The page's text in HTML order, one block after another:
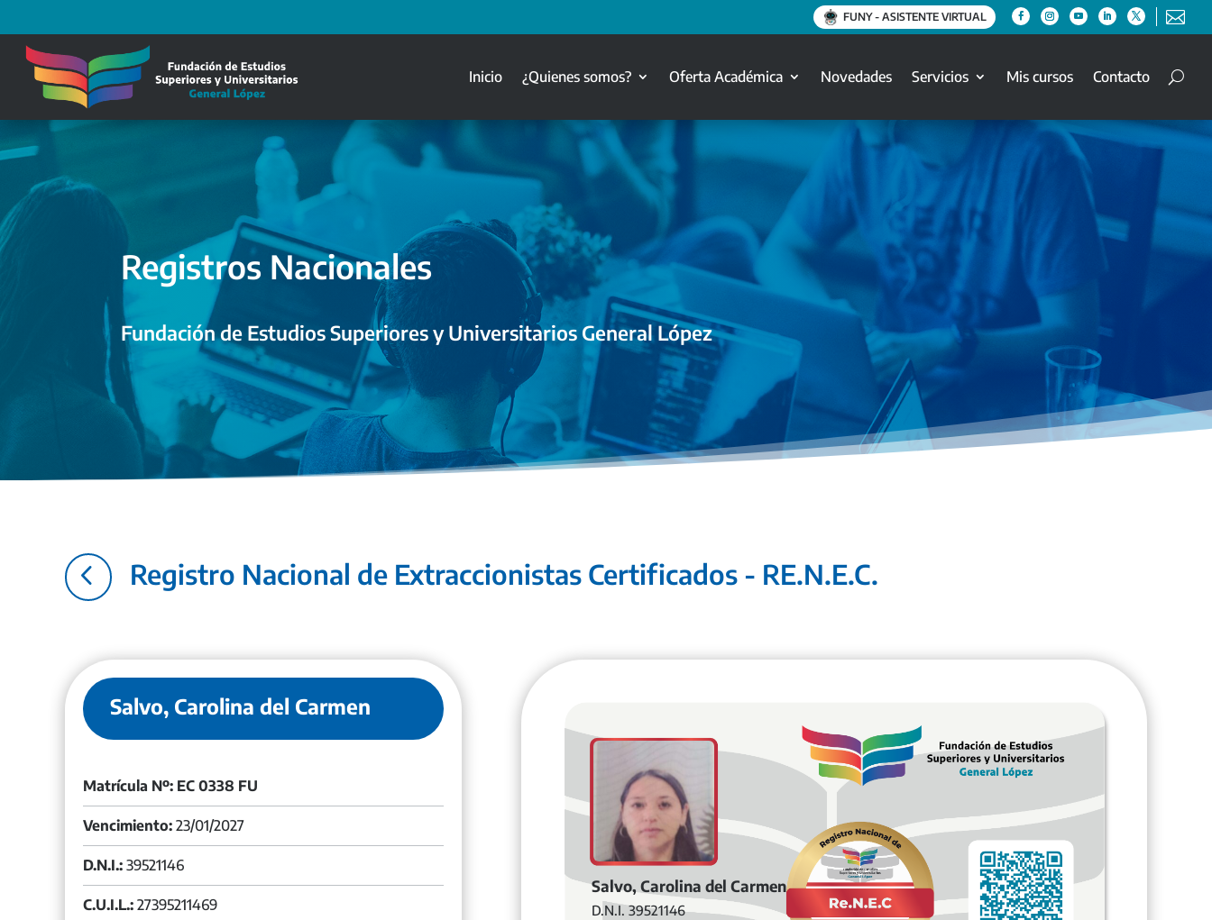
FUNY - ASISTENTE VIRTUAL 
Inicio ¿Quienes somos? Oferta Académica Novedades Servicios Mis cursos Contacto
Registros Nacionales
Fundación de Estudios Superiores y Universitarios General López
4 Registro Nacional de Extraccionistas Certificados - RE.N.E.C.
Salvo, Carolina del Carmen
Matrícula Nº: EC 0338 FU
Vencimiento: 23/01/2027
D.N.I.: 39521146
C.U.I.L.: 27395211469
Salvo, Carolina del Carmen
D.N.I. 39521146